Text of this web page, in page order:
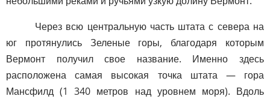
Через всю центральную часть штата с севера на
юг протянулись Зеленые горы, благодаря которым
Вермонт получил свое название. Именно здесь
расположена самая высокая точка штата — гора
Мансфилд (1 340 метров над уровнем моря). Вдоль